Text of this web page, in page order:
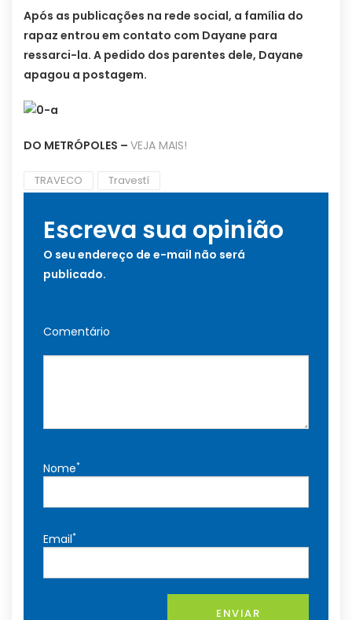
Após as publicações na rede social, a família do
rapaz entrou em contato com Dayane para
ressarci-la. A pedido dos parentes dele, Dayane
apagou a postagem.
DO METRÓPOLES – VEJA MAIS!
TRAVECO Travestí
Escreva sua opinião
O seu endereço de e-mail não será
publicado.
Comentário
Nome*
Email*
ENVIAR